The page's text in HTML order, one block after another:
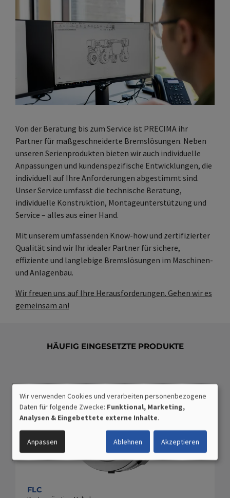
Von der Beratung bis zum Service ist PRECIMA ihr
Partner für maßgeschneiderte Bremslösungen. Neben
unseren Serienprodukten bieten wir auch individuelle
Anpassungen und kundenspezifische Entwicklungen, die
individuell auf Ihre Anforderungen abgestimmt sind.
Unser Service umfasst die technische Beratung,
individuelle Konstruktion, Montageunterstützung und
Service – alles aus einer Hand.
Mit unserem umfassenden Know-how und zertifizierter
Qualität sind wir Ihr idealer Partner für sichere,
effiziente und langlebige Bremslösungen im Maschinen-
und Anlagenbau.
Wir freuen uns auf Ihre Herausforderungen. Gehen wir es
gemeinsam an!
HÄUFIG EINGESETZTE PRODUKTE
FLC
VERWENDUNG
PERSONENBEZOGENER
DATEN
UND
COOKIES
Wir verwenden Cookies und verarbeiten personenbezogene
Daten für folgende Zwecke: Funktional, Marketing,
Analysen & Eingebettete externe Inhalte.
Anpassen Ablehnen Akzeptieren